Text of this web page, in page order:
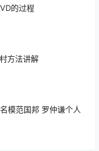
的过程
方法讲解
模范国邦 罗仲谦个人